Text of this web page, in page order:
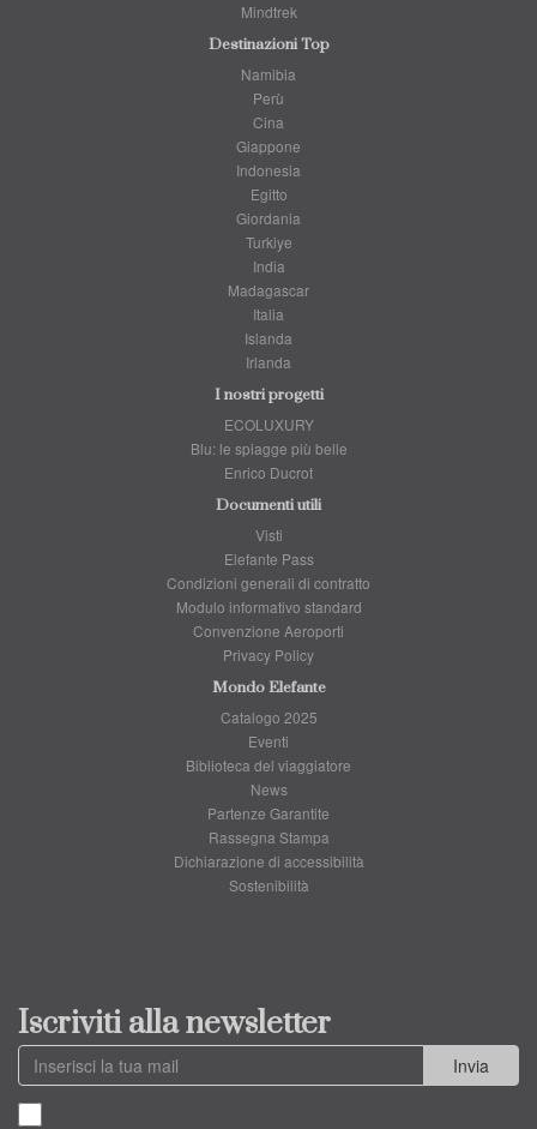
Mindtrek
Destinazioni Top
Namibia
Perù
Cina
Giappone
Indonesia
Egitto
Giordania
Turkiye
India
Madagascar
Italia
Islanda
Irlanda
I nostri progetti
ECOLUXURY
Blu: le spiagge più belle
Enrico Ducrot
Documenti utili
Visti
Elefante Pass
Condizioni generali di contratto
Modulo informativo standard
Convenzione Aeroporti
Privacy Policy
Mondo Elefante
Catalogo 2025
Eventi
Biblioteca del viaggiatore
News
Partenze Garantite
Rassegna Stampa
Dichiarazione di accessibilità
Sostenibilità
Iscriviti alla newsletter
Invia